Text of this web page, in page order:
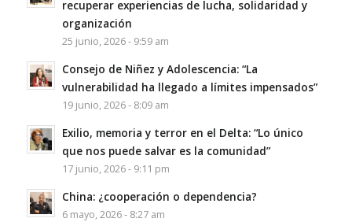
recuperar experiencias de lucha, solidaridad y
organización
25 junio, 2026 - 9:59 am
Consejo de Niñez y Adolescencia: “La
vulnerabilidad ha llegado a límites impensados”
19 junio, 2026 - 8:09 am
Exilio, memoria y terror en el Delta: “Lo único
que nos puede salvar es la comunidad”
17 junio, 2026 - 9:11 pm
China: ¿cooperación o dependencia?
6 mayo, 2026 - 8:27 am